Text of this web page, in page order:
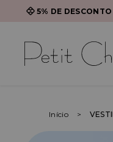
5% DE DESCONTO
Início